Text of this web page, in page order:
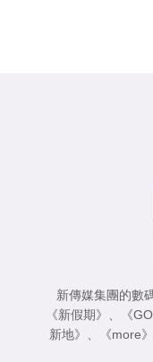
新傳媒集團的數
《新假期》
《
新地》
《more》